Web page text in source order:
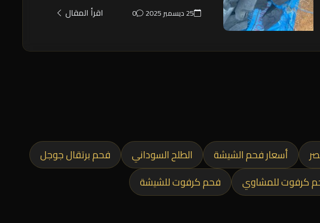
25 ديسمبر 2025 0 اقرأ المقال
أسعار فحم الشيشة الطلح السوداني
فحم برتقال جوجل
كرفوت للمشاوي فحم كرفوت للشيشة